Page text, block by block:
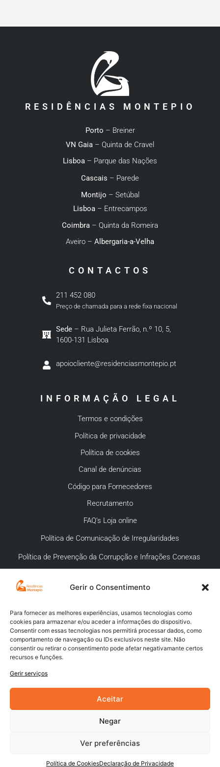
Gerir o Consentimento
Para fornecer as melhores experiências, usamos tecnologias como
cookies para armazenar e/ou aceder a informações do dispositivo.
Consentir com essas tecnologias nos permitirá processar dados, como
comportamento de navegação ou IDs exclusivos neste site. Não
consentir ou retirar o consentimento pode afetar negativamante certos
recursos e funções.
Gerir serviços
Aceitar
Negar
Ver preferências
Política de CookiesDeclaração de Privacidade
RESIDÊNCIAS MONTEPIO
Porto – Breiner
VN Gaia – Quinta de Cravel
Lisboa – Parque das Nações
Cascais – Parede
Montijo – Setúbal
Lisboa– Entrecampos
Coimbra – Quinta da Romeira
Aveiro – Albergaria-a-Velha
CONTACTOS
211 452 080
Preço de chamada para a rede fixa nacional
Sede– Rua Julieta Ferrão, n.º 10, 5,
1600-131 Lisboa
apoiocliente@residenciasmontepio.pt
INFORMAÇÃO LEGAL
Termos e condições
Política de privacidade
Política de cookies
Canal de denúncias
Código para Fornecedores
Recrutamento
FAQ’s Loja online
Política de Comunicação de Irregularidades
Política de Prevenção da Corrupção e Infrações Conexas
APOIO AO CLIENTE
Meios de pagamento
Compra segura
Campanhas promocionais
Powered byDigital Xperience